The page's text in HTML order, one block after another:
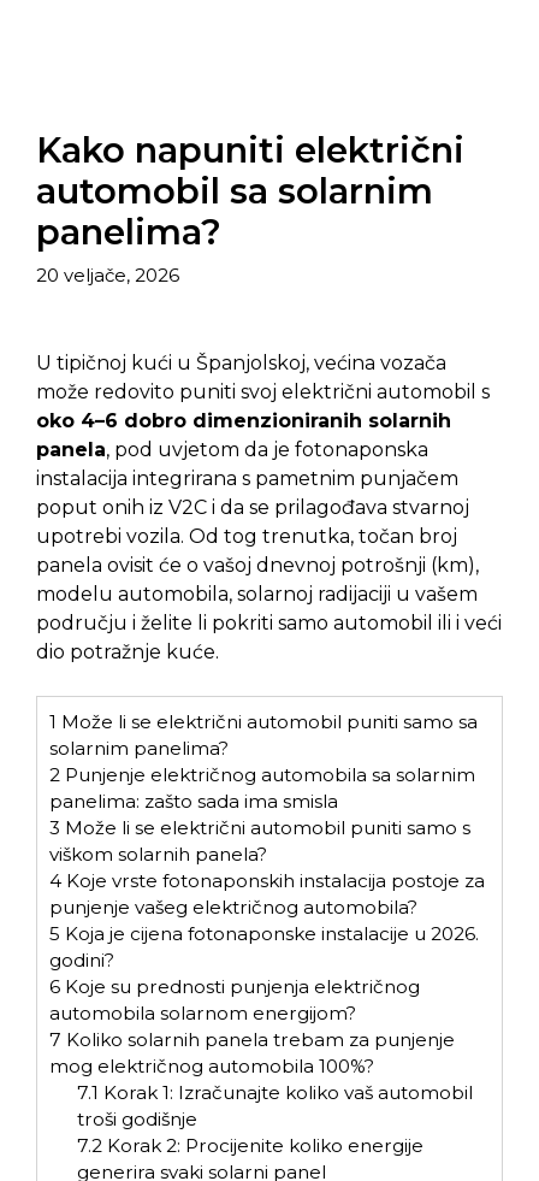
Kako napuniti električni
automobil sa solarnim
panelima?
20 veljače, 2026
U tipičnoj kući u Španjolskoj, većina vozača
može redovito puniti svoj električni automobil s
oko 4–6 dobro dimenzioniranih solarnih
panela, pod uvjetom da je fotonaponska
instalacija integrirana s pametnim punjačem
poput onih iz V2C i da se prilagođava stvarnoj
upotrebi vozila. Od tog trenutka, točan broj
panela ovisit će o vašoj dnevnoj potrošnji (km),
modelu automobila, solarnoj radijaciji u vašem
području i želite li pokriti samo automobil ili i veći
dio potražnje kuće.
1 Može li se električni automobil puniti samo sa
solarnim panelima?
2 Punjenje električnog automobila sa solarnim
panelima: zašto sada ima smisla
3 Može li se električni automobil puniti samo s
viškom solarnih panela?
4 Koje vrste fotonaponskih instalacija postoje za
punjenje vašeg električnog automobila?
5 Koja je cijena fotonaponske instalacije u 2026.
godini?
6 Koje su prednosti punjenja električnog
automobila solarnom energijom?
7 Koliko solarnih panela trebam za punjenje
mog električnog automobila 100%?
7.1 Korak 1: Izračunajte koliko vaš automobil
troši godišnje
7.2Korak 2: Procijenite koliko energije
generira svaki solarni panel